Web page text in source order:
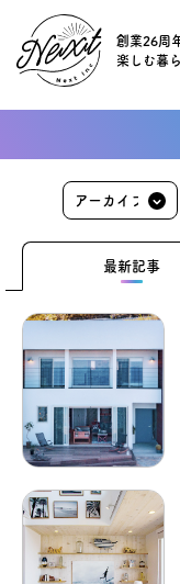
創業26周
楽しむ暮
住宅商品
イベント
オーナー様イン
ごあいさつ
チーム紹介
アクセス
最新記事